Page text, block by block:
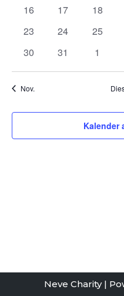
0
16
0
17
0
18
0
23
0
24
0
25
0
30
0
31
0
1
Nov.
Kalender
Neve Charity|